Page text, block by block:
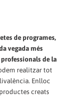
de programes,
vegada més
de la
realitzar tot
Enlloc
creats